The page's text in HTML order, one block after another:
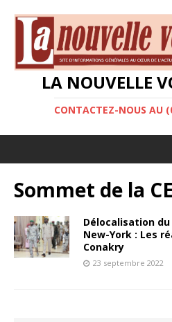
LA NOUVELLE
CONTACTEZ-NOUS AU
Sommet de la
Délocalisation
New-York : Les
Conakry
23 septembre 2022